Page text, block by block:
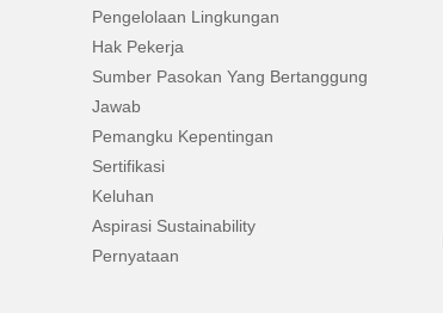
Pengelolaan Lingkungan
Hak Pekerja
Sumber Pasokan Yang Bertanggung
Jawab
Pemangku Kepentingan
Sertifikasi
Keluhan
Aspirasi Sustainability
Pernyataan